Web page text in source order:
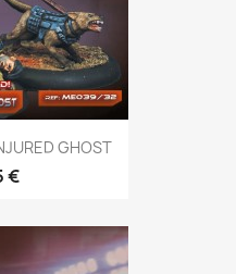
GHOST
€